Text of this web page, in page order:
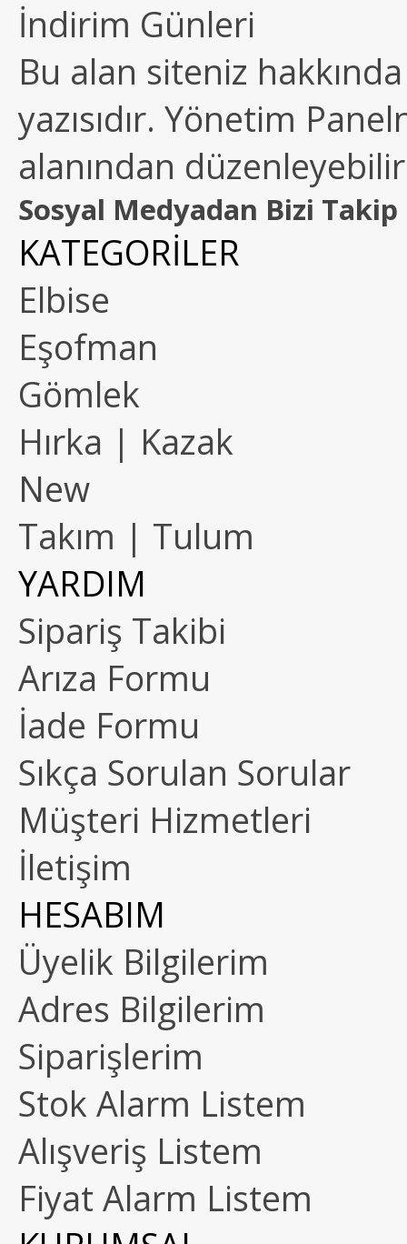
İndirim Günleri
Bu alan siteniz
yazısıdır. Yönetim
alanından
Sosyal Medyadan Bizi Takip
KATEGORİLER
Elbise
Eşofman
Gömlek
Hırka | Kazak
New
Takım | Tulum
YARDIM
Sipariş Takibi
Arıza Formu
İade Formu
Sıkça Sorulan Sorular
Müşteri Hizmetleri
İletişim
HESABIM
Üyelik Bilgilerim
Adres Bilgilerim
Siparişlerim
Stok Alarm Listem
Alışveriş Listem
Fiyat Alarm Listem